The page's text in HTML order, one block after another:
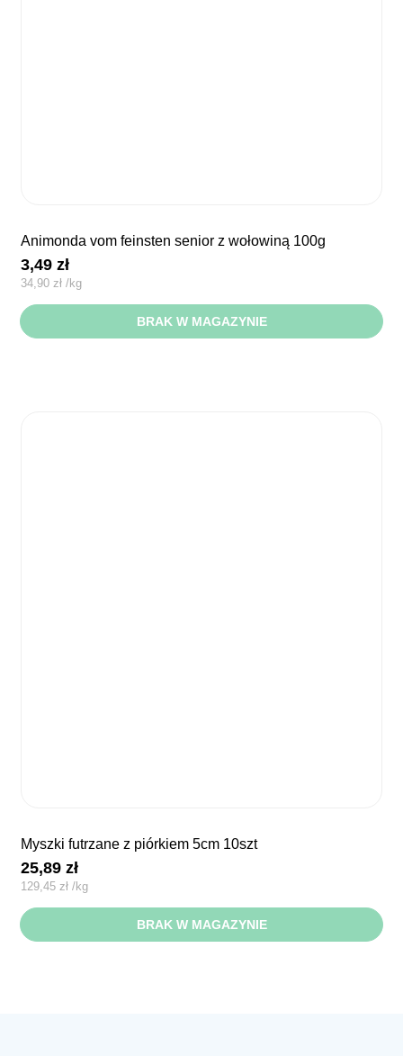
animonda vom feinsten senior z wołowiną 100g
3,49zł
34,90zł /kg
BRAK W MAGAZYNIE
myszki futrzane z piórkiem 5cm 10szt
25,89zł
129,45zł /kg
BRAK W MAGAZYNIE